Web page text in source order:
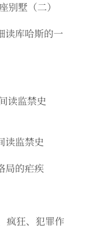
墅（二）
库哈斯的一
读监禁史
监禁史
局的疟疾
疯狂、犯罪作